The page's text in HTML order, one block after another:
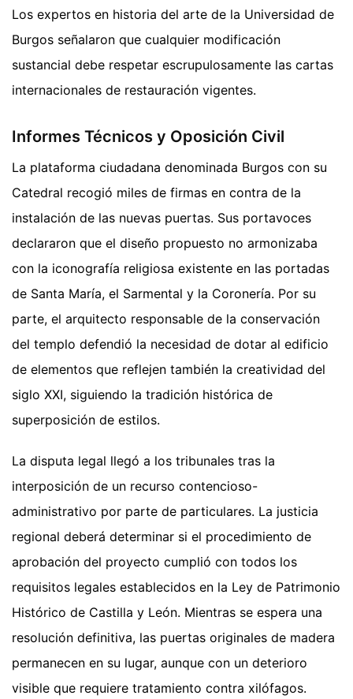
Los expertos en historia del arte de la Universidad de
Burgos señalaron que cualquier modificación
sustancial debe respetar escrupulosamente las cartas
internacionales de restauración vigentes.
Informes Técnicos y Oposición Civil
La plataforma ciudadana denominada Burgos con su
Catedral recogió miles de firmas en contra de la
instalación de las nuevas puertas. Sus portavoces
declararon que el diseño propuesto no armonizaba
con la iconografía religiosa existente en las portadas
de Santa María, el Sarmental y la Coronería. Por su
parte, el arquitecto responsable de la conservación
del templo defendió la necesidad de dotar al edificio
de elementos que reflejen también la creatividad del
siglo XXI, siguiendo la tradición histórica de
superposición de estilos.
La disputa legal llegó a los tribunales tras la
interposición de un recurso contencioso-
administrativo por parte de particulares. La justicia
regional deberá determinar si el procedimiento de
aprobación del proyecto cumplió con todos los
requisitos legales establecidos en la Ley de Patrimonio
Histórico de Castilla y León. Mientras se espera una
resolución definitiva, las puertas originales de madera
permanecen en su lugar, aunque con un deterioro
visible que requiere tratamiento contra xilófagos.